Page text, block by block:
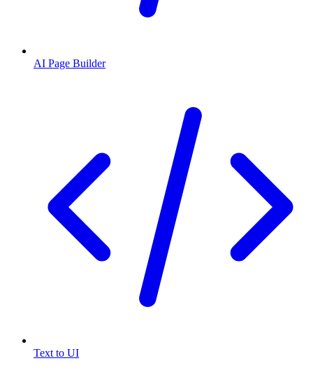
AI Page Builder
Text to UI